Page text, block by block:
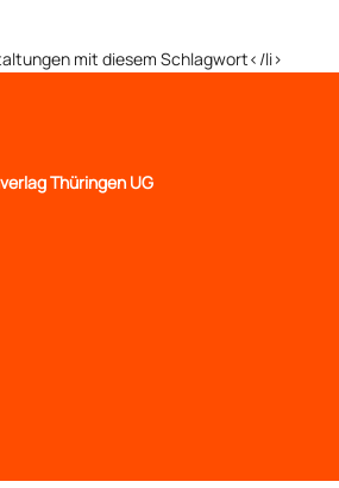
mit diesem Schlagwort</li>
Thüringen UG